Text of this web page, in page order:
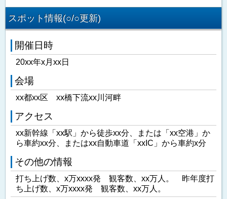
スポット情報(○/○更新)
開催日時
20xx年x月xx日
会場
xx都xx区 xx橋下流xx川河畔
アクセス
xx新幹線「xx駅」から徒歩xx分、または「xx空港」か
ら車約xx分、またはxx自動車道「xxIC」から車約x分
その他の情報
打ち上げ数、x万xxxx発 観客数、xx万人。 昨年度打
ち上げ数、x万xxxx発 観客数、xx万人。